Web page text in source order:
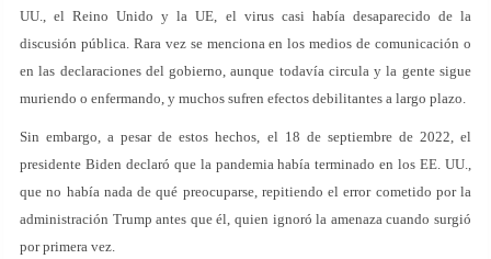
UU., el Reino Unido y la UE, el virus casi había desaparecido de la
discusión pública. Rara vez se menciona en los medios de comunicación o
en las declaraciones del gobierno, aunque todavía circula y la gente sigue
muriendo o enfermando, y muchos sufren efectos debilitantes a largo plazo.
Sin embargo, a pesar de estos hechos, el 18 de septiembre de 2022, el
presidente Biden declaró que la pandemia había terminado en los EE. UU.,
que no había nada de qué preocuparse, repitiendo el error cometido por la
administración Trump antes que él, quien ignoró la amenaza cuando surgió
por primera vez.